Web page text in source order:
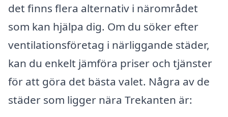
det finns flera alternativ i närområdet
som kan hjälpa dig. Om du söker efter
ventilationsföretag i närliggande städer,
kan du enkelt jämföra priser och tjänster
för att göra det bästa valet. Några av de
städer som ligger nära Trekanten är: